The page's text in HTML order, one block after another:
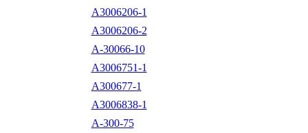
A3006206-1
A3006206-2
A-30066-10
A3006751-1
A300677-1
A3006838-1
A-300-75